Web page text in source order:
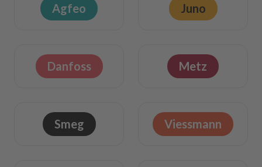
Agfeo Juno
Danfoss Metz
Smeg Viessmann